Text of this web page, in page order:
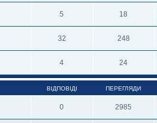
5 18
32 248
4 24
ВІДПОВІДІ ПЕРЕГЛЯДИ
0 2985